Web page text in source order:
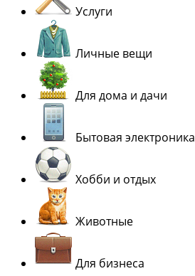
Услуги
Личные вещи
Для дома и дачи
Бытовая электроника
Хобби и отдых
Животные
Для бизнеса